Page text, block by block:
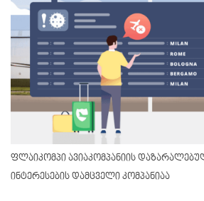
ფლაიკომპი ავიაკომპანიის
ინტერესების დამცველი კომპანიაა